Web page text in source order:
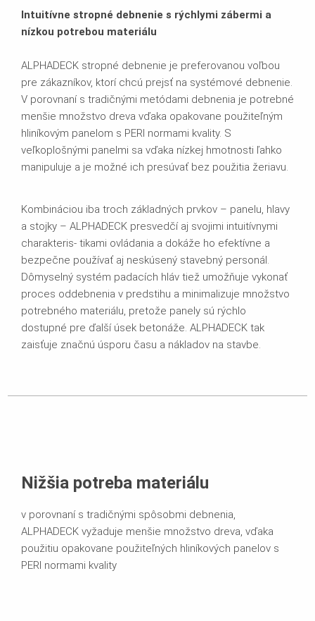
Intuitívne stropné debnenie s rýchlymi zábermi a
nízkou potrebou materiálu
ALPHADECK stropné debnenie je preferovanou voľbou
pre zákazníkov, ktorí chcú prejsť na systémové debnenie.
V porovnaní s tradičnými metódami debnenia je potrebné
menšie množstvo dreva vďaka opakovane použiteľným
hliníkovým panelom s PERI normami kvality. S
veľkoplošnými panelmi sa vďaka nízkej hmotnosti ľahko
manipuluje a je možné ich presúvať bez použitia žeriavu.
Kombináciou iba troch základných prvkov – panelu, hlavy
a stojky – ALPHADECK presvedčí aj svojimi intuitívnymi
charakteris- tikami ovládania a dokáže ho efektívne a
bezpečne používať aj neskúsený stavebný personál.
Dômyselný systém padacích hláv tiež umožňuje vykonať
proces oddebnenia v predstihu a minimalizuje množstvo
potrebného materiálu, pretože panely sú rýchlo
dostupné pre ďalší úsek betonáže. ALPHADECK tak
zaisťuje značnú úsporu času a nákladov na stavbe.
Nižšia potreba materiálu
v porovnaní s tradičnými spôsobmi debnenia,
ALPHADECK vyžaduje menšie množstvo dreva, vďaka
použitiu opakovane použiteľných hliníkových panelov s
PERI normami kvality